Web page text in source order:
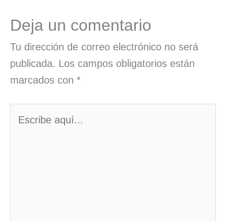
Deja un comentario
Tu dirección de correo electrónico no será
publicada. Los campos obligatorios están
marcados con *